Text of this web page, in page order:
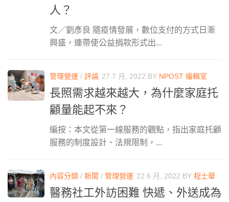
人？
文／劉彥良 隨疫情發展，數位支付的方式日漸
興盛，連帶使公益捐款形式出...
管理營運 / 評論 27 7 月, 2022 BY NPOST 編輯室
長照需求越來越大，為什麼家庭托
顧量能起不來？
編按：本文從第一線服務的觀點，指出家庭托顧
服務的制度設計、法規限制，...
內容分類 / 新聞 / 管理營運 22 6 月, 2022 BY 程士華
醫務社工外訪困難 快遞、外送成為